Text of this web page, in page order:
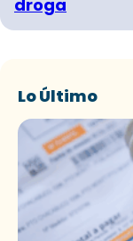
droga
Lo Último